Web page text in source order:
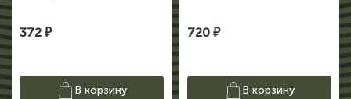
372 ₽
В корзину
720 ₽
В корзину